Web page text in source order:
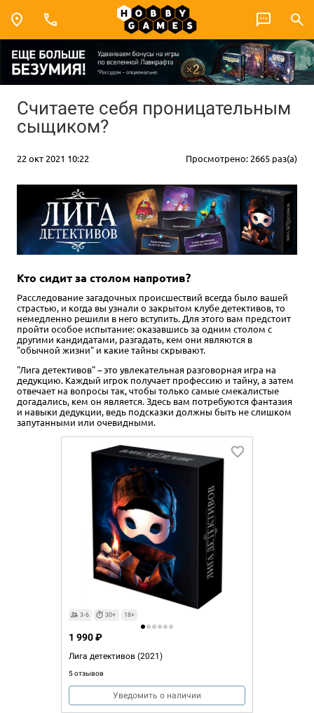
Считаете себя проницательным
сыщиком?
22 окт 2021 10:22 Просмотрено: 2665 раз(а)
Кто сидит за столом напротив?
Расследование загадочных происшествий всегда было вашей
страстью, и когда вы узнали о закрытом клубе детективов, то
немедленно решили в него вступить. Для этого вам предстоит
пройти особое испытание: оказавшись за одним столом с
другими кандидатами, разгадать, кем они являются в
"обычной жизни" и какие тайны скрывают.
"Лига детективов" – это увлекательная разговорная игра на
дедукцию. Каждый игрок получает профессию и тайну, а затем
отвечает на вопросы так, чтобы только самые смекалистые
догадались, кем он является. Здесь вам потребуются фантазия
и навыки дедукции, ведь подсказки должны быть не слишком
запутанными или очевидными.
3-6 30+ 18+
Лига детективов (2021)
5 отзывов
1 990 ₽
Уведомить о наличии